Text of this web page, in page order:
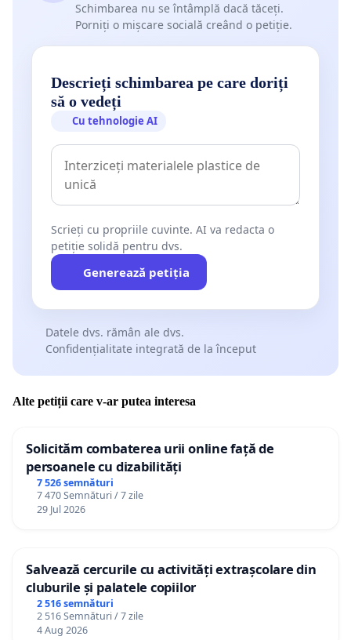
Schimbarea nu se întâmplă dacă tăceți.
Porniți o mișcare socială creând o petiție.
Descrieți schimbarea pe care doriți
să o vedeți
Cu tehnologie AI
Scrieți cu propriile cuvinte. AI va redacta o
petiție solidă pentru dvs.
Generează petiția
Datele dvs. rămân ale dvs.
Confidențialitate integrată de la început
Alte petiții care v-ar putea interesa
Solicităm combaterea urii online față de
persoanele cu dizabilități
7 526 semnături
7 470 Semnături / 7 zile
29 Jul 2026
Salvează cercurile cu activități extrașcolare din
cluburile și palatele copiilor
2 516 semnături
2 516 Semnături / 7 zile
4 Aug 2026